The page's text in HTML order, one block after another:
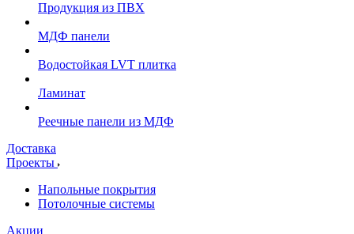
Продукция из ПВХ
МДФ панели
Водостойкая LVT плитка
Ламинат
Реечные панели из МДФ
Доставка
Проекты
Напольные покрытия
Потолочные системы
Акции